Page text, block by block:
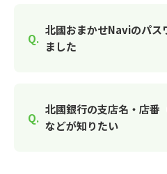
北國おまかせNaviのパス
ました
北國銀行の支店名・店番
などが知りたい